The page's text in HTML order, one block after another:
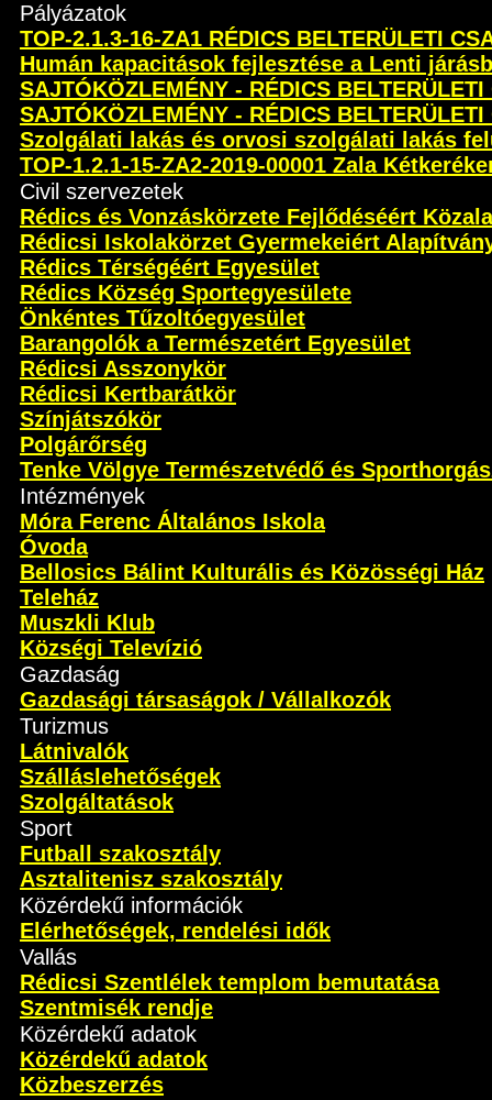
Pályázatok
TOP-2.1.3-16-ZA1 RÉDICS BELTERÜLETI
Humán kapacitások fejlesztése a Lenti
SAJTÓKÖZLEMÉNY - RÉDICS
SAJTÓKÖZLEMÉNY - RÉDICS
Szolgálati lakás és orvosi szolgálati lakás
TOP-1.2.1-15-ZA2-2019-00001 Zala
Civil szervezetek
Rédics és Vonzáskörzete Fejlődéséért
Rédicsi Iskolakörzet Gyermekeiért
Rédics Térségéért Egyesület
Rédics Község Sportegyesülete
Önkéntes Tűzoltóegyesület
Barangolók a Természetért Egyesület
Rédicsi Asszonykör
Rédicsi Kertbarátkör
Színjátszókör
Polgárőrség
Tenke Völgye Természetvédő és
Intézmények
Móra Ferenc Általános Iskola
Óvoda
Bellosics Bálint Kulturális és Közösségi Ház
Teleház
Muszkli Klub
Községi Televízió
Gazdaság
Gazdasági társaságok / Vállalkozók
Turizmus
Látnivalók
Szálláslehetőségek
Szolgáltatások
Sport
Futball szakosztály
Asztalitenisz szakosztály
Közérdekű információk
Elérhetőségek, rendelési idők
Vallás
Rédicsi Szentlélek templom bemutatása
Szentmisék rendje
Közérdekű adatok
Közérdekű adatok
Közbeszerzés